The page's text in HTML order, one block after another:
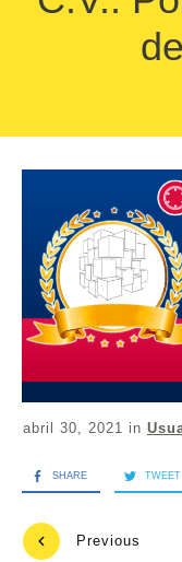
abril 30, 2021 in
SHARE TWEET
Previous